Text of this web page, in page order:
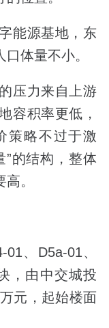
能源基地，东
体量不小。
压力来自上游
容积率更低，
策略不过于激
”的结构，整体
。
01、 D5a-01、
，由中交城投
万元，起始楼面